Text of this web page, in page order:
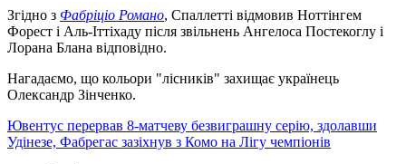
Згідно з Фабріціо Романо, Спаллетті відмовив Ноттінгем
Форест і Аль-Іттіхаду після звільнень Ангелоса Постекоглу і
Лорана Блана відповідно.
Нагадаємо, що кольори "лісників" захищає українець
Олександр Зінченко.
Ювентус перервав 8-матчеву безвиграшну серію, здолавши
Удінезе, Фабрегас зазіхнув з Комо на Лігу чемпіонів